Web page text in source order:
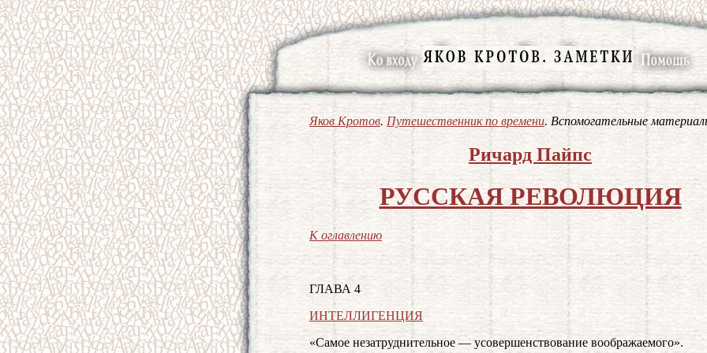
Яков Кротов. Путешественник по времени. Вспомогательные
Ричард Пайпс
РУССКАЯ РЕВОЛЮЦИЯ
К оглавлению
ГЛАВА 4
ИНТЕЛЛИГЕНЦИЯ
«Самое незатруднительное — усовершенствование воображаемого».